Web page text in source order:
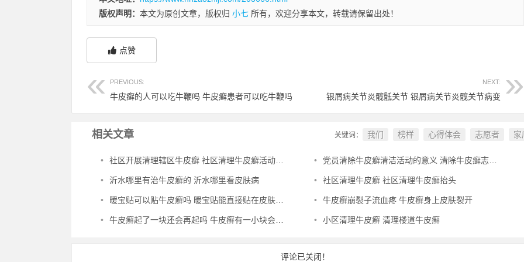
版权声明： 本文为原创文章，版权归 小七 所有，欢迎分享本文，转载请保留出处！
点赞
PREVIOUS:
牛皮癣的人可以吃牛鞭吗 牛皮癣患者可以吃牛鞭吗
NEXT:
银屑病关节炎髋骶关节 银屑病关节炎髋关节病变
相关文章 关键词： 我们 榜样 心得体会 志愿者 家
• 社区开展清理辖区牛皮癣 社区清理牛皮癣活动记录 • 党员清除牛皮癣清洁活动的意义 清除牛皮癣志愿服务
• 沂水哪里有治牛皮癣的 沂水哪里看皮肤病 • 社区清理牛皮癣 社区清理牛皮癣抬头
• 暖宝贴可以贴牛皮癣吗 暖宝贴能直接贴在皮肤上吗 • 牛皮癣崩裂子流血疼 牛皮癣身上皮肤裂开
• 牛皮癣起了一块还会再起吗 牛皮癣有一小块会扩散吗 • 小区清理牛皮癣 清理楼道牛皮癣
评论已关闭！